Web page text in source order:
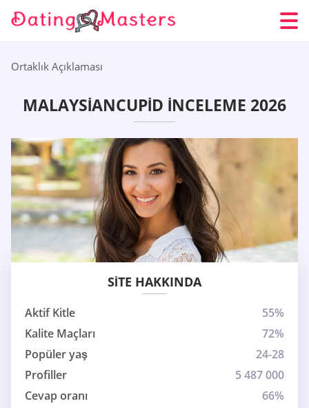
Ortaklık Açıklaması
MALAYSIANCUPID İNCELEME 2026
SITE HAKKINDA
Aktif Kitle
55%
Kalite Maçları
72%
Popüler yaş
24-28
Profiller
5 487 000
Cevap oranı
66%